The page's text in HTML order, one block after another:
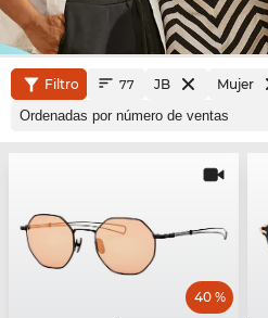
Filtro 77 JB Mujer
40 %